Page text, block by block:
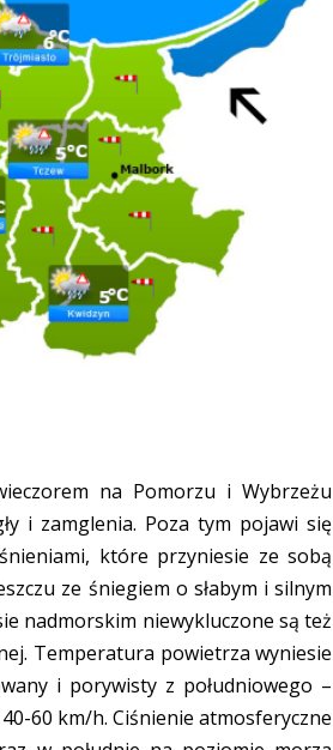
na Pomorzu i Wybrzeżu
i zamglenia. Poza tym pojawi się
które przyniesie ze sobą
ze śniegiem o słabym i silnym
nadmorskim niewykluczone są też
Temperatura powietrza wyniesie
i porywisty z południowego –
60 km/h. Ciśnienie atmosferyczne